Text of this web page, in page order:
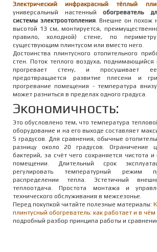
Электрический инфракрасный тёплый
универсальный настенный обогреватель
системы электроотопления. Внешне он похож
высотой 13 см, монтируется,
правило, холодной) стене, по
существующим плинтусом или вместо него.
Достоинства плинтусного отопительного
стен. Поток теплого воздуха, поднимающийся
прогревает стену, и просушивает
предотвращается развитие плесени и
прогревание помещения - температура
может разниться в пределах одного градуса.
Экономичность:
Это обусловлено тем, что температура
оборудование и на его выходе составляет
5 градусов. Для сравнения, обычные
разницу около 20 градусов. Ограничение
бактерий, за счёт чего сохраняется чистота
помещении. Длительный срок
регулировать температурный режим
распределении тепла. Эстетичный
теплоотдача. Простота монтажа и
технического обслуживания в межсезонье.
Перед покупкой читайте полезные материалы:
плинтусный обогреватель: как работает и в
подробный разбор принципа работы и